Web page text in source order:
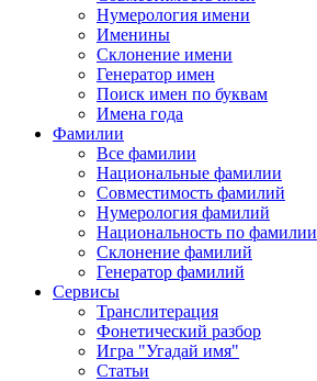
Нумерология имени
Именины
Склонение имени
Генератор имен
Поиск имен по буквам
Имена года
Фамилии
Все фамилии
Национальные фамилии
Совместимость фамилий
Нумерология фамилий
Национальность по фамилии
Склонение фамилий
Генератор фамилий
Сервисы
Транслитерация
Фонетический разбор
Игра "Угадай имя"
Статьи